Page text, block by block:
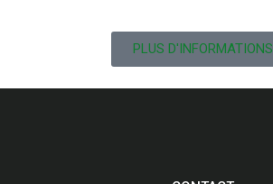
PLUS D'INFORMATIONS